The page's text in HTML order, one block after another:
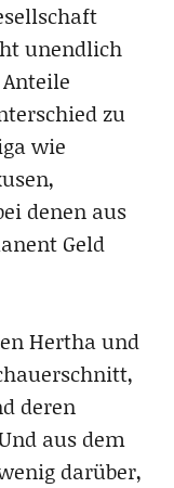
unendlich
zu
wie
denen aus
Geld
Hertha und
deren
aus dem
darüber,